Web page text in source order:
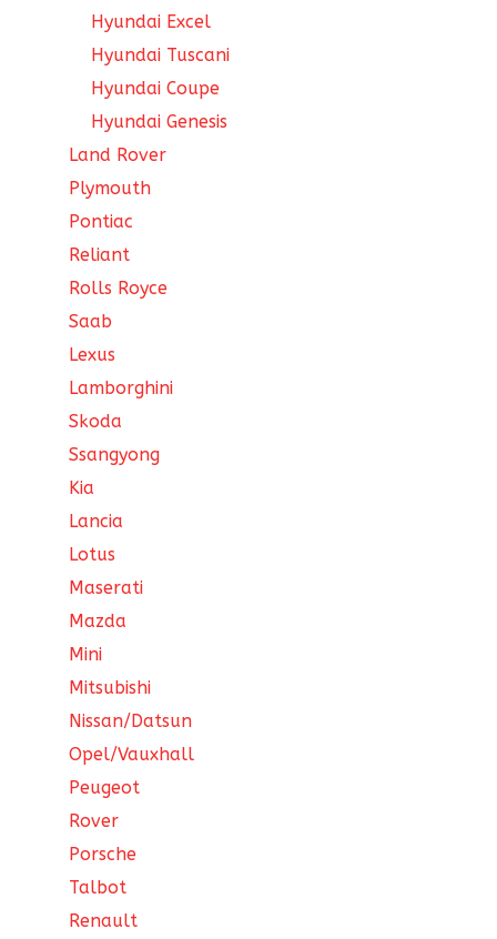
Hyundai Excel
Hyundai Tuscani
Hyundai Coupe
Hyundai Genesis
Land Rover
Plymouth
Pontiac
Reliant
Rolls Royce
Saab
Lexus
Lamborghini
Skoda
Ssangyong
Kia
Lancia
Lotus
Maserati
Mazda
Mini
Mitsubishi
Nissan/Datsun
Opel/Vauxhall
Peugeot
Rover
Porsche
Talbot
Renault